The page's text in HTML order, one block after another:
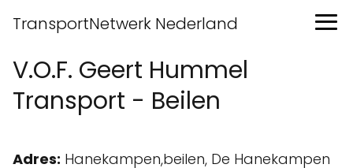
TransportNetwerk Nederland
V.O.F. Geert Hummel
Transport - Beilen
Adres: Hanekampen,beilen, De Hanekampen